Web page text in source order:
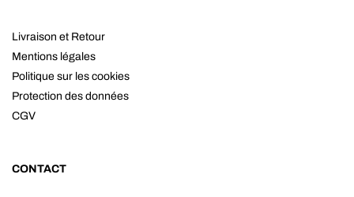
Livraison et Retour
Mentions légales
Politique sur les cookies
Protection des données
CGV
CONTACT